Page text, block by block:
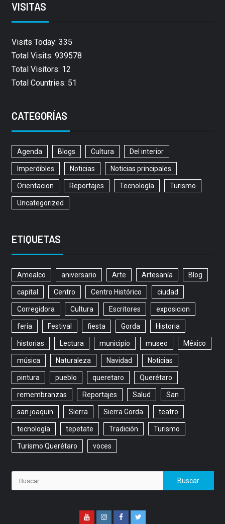
VISITAS
Visits Today: 335
Total Visits: 939578
Total Visitors: 12
Total Countries: 51
CATEGORÍAS
Agenda Blogs Cultura Del interior
Imperdibles Noticias Noticias principales
Orientacion Reportajes Tecnología Turismo
Uncategorized
ETIQUETAS
Amealco aniversario Arte Artesanía Blog
capital Centro Centro Histórico ciudad
Corregidora Cultura Escritores exposicion
feria Festival fiesta Gorda Historia
historias Lectura municipio museo México
música Naturaleza Navidad Noticias
pintura pueblo queretaro Querétaro
remembranzas Reportajes Salud San
san joaquin Sierra Sierra Gorda teatro
tecnología tepetate Tradición Turismo
Turismo Querétaro voces